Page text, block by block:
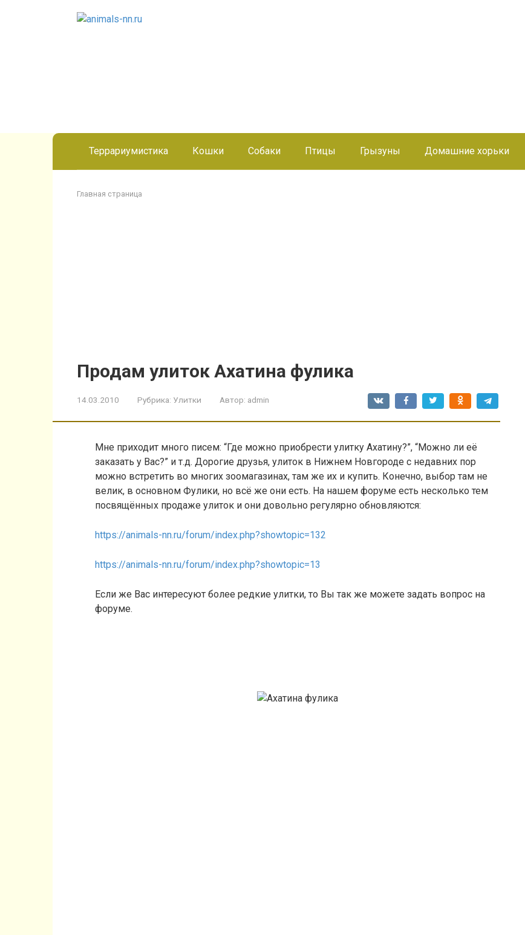
Террариумистика Кошки Собаки Птицы Грызуны Домашние хорьки
Главная страница
Продам улиток Ахатина фулика
14.03.2010 Рубрика: Улитки Автор: admin
Мне приходит много писем: “Где можно приобрести улитку Ахатину?”, “Можно ли её
заказать у Вас?” и т.д. Дорогие друзья, улиток в Нижнем Новгороде с недавних пор
можно встретить во многих зоомагазинах, там же их и купить. Конечно, выбор там не
велик, в основном Фулики, но всё же они есть. На нашем форуме есть несколько тем
посвящённых продаже улиток и они довольно регулярно обновляются:
https://animals-nn.ru/forum/index.php?showtopic=132
https://animals-nn.ru/forum/index.php?showtopic=13
Если же Вас интересуют более редкие улитки, то Вы так же можете задать вопрос на
форуме.